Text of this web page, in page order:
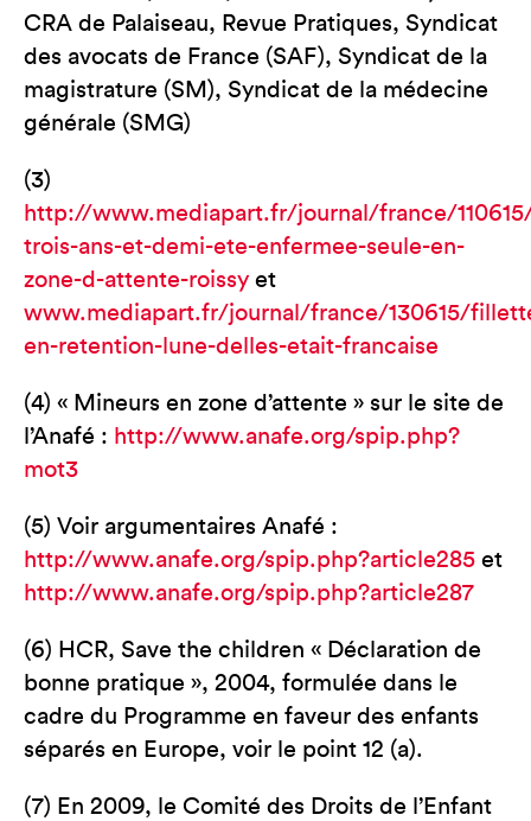
CRA de Palaiseau, Revue Pratiques, Syndicat
des avocats de France (SAF), Syndicat de la
magistrature (SM), Syndicat de la médecine
générale (SMG)
(3)
http://www.mediapart.fr/journal/france/
trois-ans-et-demi-ete-enfermee-seule-en-
zone-d-attente-roissy et
www.mediapart.fr/journal/france/130615/
en-retention-lune-delles-etait-francaise
(4) « Mineurs en zone d’attente » sur le site de
l’Anafé : http://www.anafe.org/spip.php?
mot3
(5) Voir argumentaires Anafé :
http://www.anafe.org/spip.php?article285 et
http://www.anafe.org/spip.php?article287
(6) HCR, Save the children « Déclaration de
bonne pratique », 2004, formulée dans le
cadre du Programme en faveur des enfants
séparés en Europe, voir le point 12 (a).
(7) En 2009, le Comité des Droits de l’Enfant